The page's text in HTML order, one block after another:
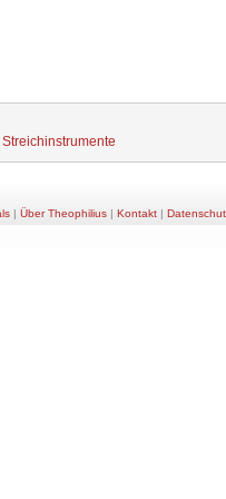
Streichinstrumente
| Über Theophilius| Kontakt|